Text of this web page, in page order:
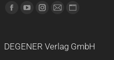
Finden Sie uns auf:
FacebookYouTubeInstagram
E-
opens
Website
DEGENER Verlag GmbH